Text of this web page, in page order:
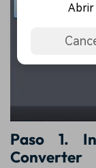
Paso 1.
Converter
Abrir